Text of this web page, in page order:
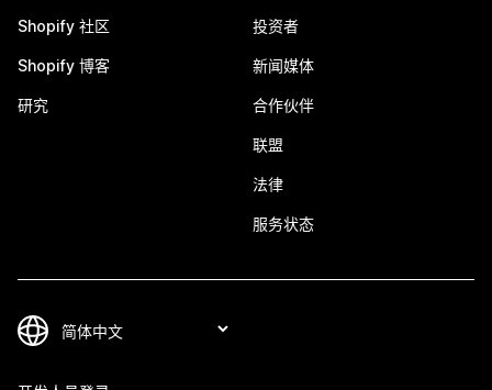
Shopify 社区
Shopify 博客
研究
投资者
新闻媒体
合作伙伴
联盟
法律
服务状态